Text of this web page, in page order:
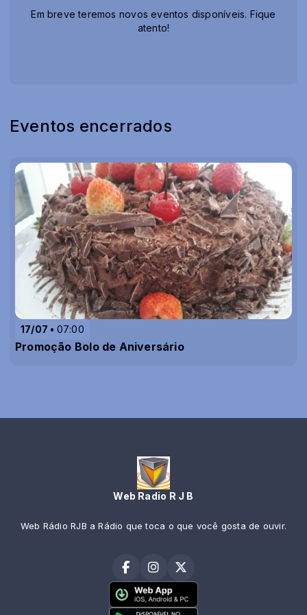
Em breve teremos novos eventos disponíveis. Fique
atento!
Eventos encerrados
17/07 07:00
Promoção Bolo de Aniversário
Web Radio R J B
Web Rádio RJB a Rádio que toca o que você gosta de ouvir.